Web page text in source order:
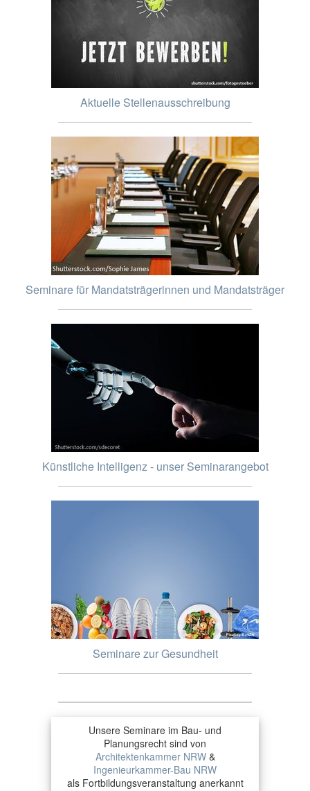
Aktuelle Stellenausschreibung
Seminare für Mandatsträgerinnen und Mandatsträger
Künstliche Intelligenz - unser Seminarangebot
Seminare zur Gesundheit
Unsere Seminare im Bau- und
Planungsrecht sind von
Architektenkammer NRW&
Ingenieurkammer-Bau NRW
als Fortbildungsveranstaltung anerkannt